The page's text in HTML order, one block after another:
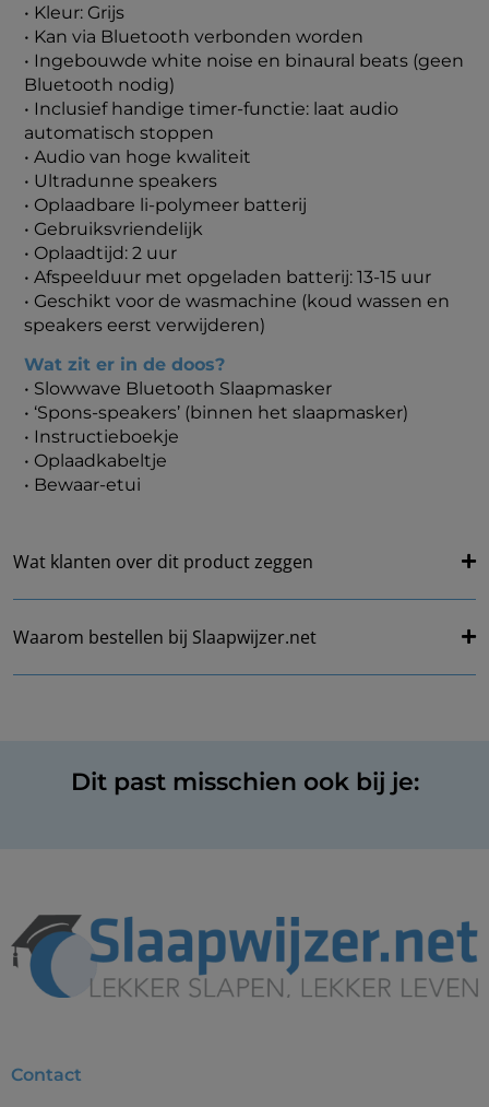
• Kleur: Grijs
• Kan via Bluetooth verbonden worden
• Ingebouwde white noise en binaural beats (geen
Bluetooth nodig)
• Inclusief handige timer-functie: laat audio
automatisch stoppen
• Audio van hoge kwaliteit
• Ultradunne speakers
• Oplaadbare li-polymeer batterij
• Gebruiksvriendelijk
• Oplaadtijd: 2 uur
• Afspeelduur met opgeladen batterij: 13-15 uur
• Geschikt voor de wasmachine (koud wassen en
speakers eerst verwijderen)
Wat zit er in de doos?
• Slowwave Bluetooth Slaapmasker
• ‘Spons-speakers’ (binnen het slaapmasker)
• Instructieboekje
• Oplaadkabeltje
• Bewaar-etui
Wat klanten over dit product zeggen
Waarom bestellen bij Slaapwijzer.net
Dit past misschien ook bij je:
Contact